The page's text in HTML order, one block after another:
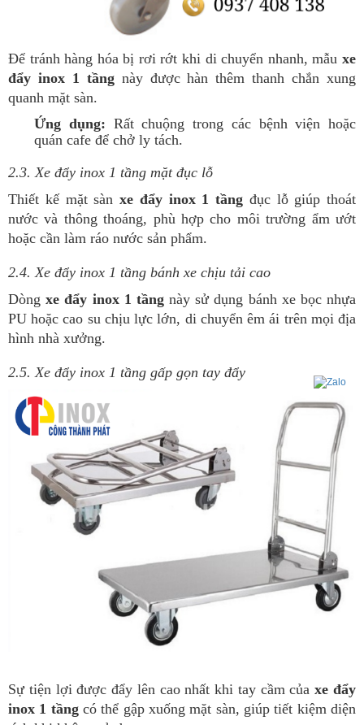
Để tránh hàng hóa bị rơi rớt khi di chuyển nhanh, mẫu xe
đẩy inox 1 tầngnày được hàn thêm thanh chắn xung
quanh mặt sàn.
Ứng dụng: Rất chuộng trong các bệnh viện hoặc
quán cafe để chở ly tách.
2.3. Xe đẩy inox 1 tầng mặt đục lỗ
Thiết kế mặt sàn xe đẩy inox 1 tầng đục lỗ giúp thoát
nước và thông thoáng, phù hợp cho môi trường ẩm ướt
hoặc cần làm ráo nước sản phẩm.
2.4. Xe đẩy inox 1 tầng bánh xe chịu tải cao
Dòngxe đẩy inox 1 tầngnày sử dụng bánh xe bọc nhựa
PU hoặc cao su chịu lực lớn, di chuyển êm ái trên mọi địa
hình nhà xưởng.
2.5. Xe đẩy inox 1 tầng gấp gọn tay đẩy
Sự tiện lợi được đẩy lên cao nhất khi tay cầm củaxe đẩy
inox 1 tầngcó thể gập xuống mặt sàn, giúp tiết kiệm diện